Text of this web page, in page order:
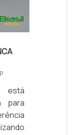
está
para